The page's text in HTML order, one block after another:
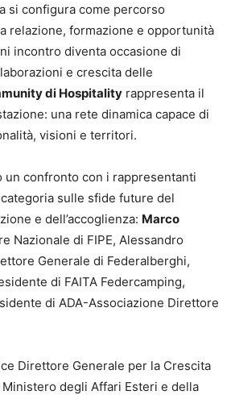
si configura come percorso
relazione, formazione e opportunità
incontro diventa occasione di
e crescita delle
di Hospitality rappresenta il
una rete dinamica capace di
visioni e territori.
un confronto con i rappresentanti
sulle sfide future del
e dell’accoglienza: Marco
Nazionale di FIPE, Alessandro
Generale di Federalberghi,
di FAITA Federcamping,
di ADA-Associazione Direttore
Direttore Generale per la Crescita
degli Affari Esteri e della